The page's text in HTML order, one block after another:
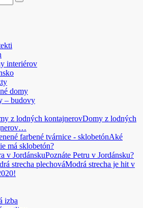
interiérov
domy
– budovy
Domy z lodných
Aké
má sklobetón?
Poznáte Petru v Jordánsku?
Modrá strecha je hit v
izba